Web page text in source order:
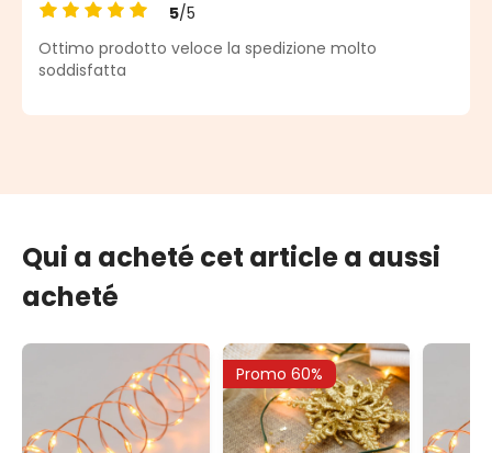
Note moyenne de 5 sur 5 étoiles
5/5
Ottimo prodotto veloce la spedizione molto
soddisfatta
Qui a acheté cet article a aussi
acheté
Promo 60%